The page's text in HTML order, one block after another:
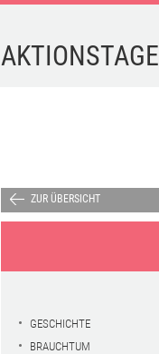
AKTIONSTAGE
DOWNLOAD
TERMINE
AKTIONSTAGE
ZUR ÜBERSICHT
GESCHICHTE
BRAUCHTUM